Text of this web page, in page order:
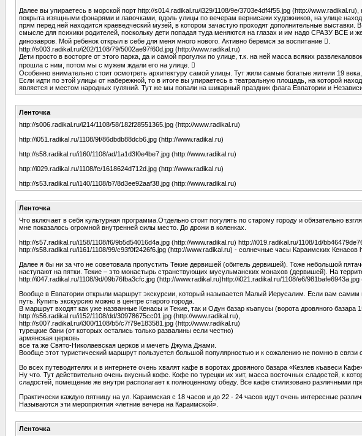
Далее вы упираетесь в морской порт http://s014.radikal.ru/i329/1108/9e/3703e4df4f55.jpg (http://
покрыта изящными фонарями и лавочками, вдоль улицы по вечерам вернисажи художников, на улице
прям перед ней находится краеведческий музей, в котором зачастую проходят дополнительные
смысле для психики родителей, поскольку дети попадая туда меняются на глазах и им надо СРАЗУ ВСЕ и
динозавров. Мой ребенок открыл в себе для меня много нового. Активно беремся за воспитание .
http://s003.radikal.ru/i202/1108/79/5002ae97f60d.jpg (http://www.radikal.ru)
Дети просто в восторге от этого парка, да и самой прогулки по улице, т.к. на ней масса всяких
прошла с ним, потом мы с мужем ждали его на улице. 
Особенно внимательно стоит осмотреть архитектуру самой улицы. Тут жили самые богатые жители 19
Если идти по этой улицы от набережной, то в итоге вы упираетесь в театральную площадь, на которой
является и местом народных гуляний. Тут же мы попали на шикарный праздник флага Евпатории и
Ленточка
http://s006.radikal.ru/i214/1108/58/182f28551365.jpg (http://www.radikal.ru)
http://i051.radikal.ru/1108/9f/86dbdb88dcb6.jpg (http://www.radikal.ru)
http://s58.radikal.ru/i160/1108/ad/1a1d3f0e4be7.jpg (http://www.radikal.ru)
http://i029.radikal.ru/1108/fe/1618624d712d.jpg (http://www.radikal.ru)
http://s53.radikal.ru/i140/1108/b7/8d3ee92aaf38.jpg (http://www.radikal.ru)
Ленточка
Что включает в себя культурная программа.Отдельно стоит погулять по старому городу и обязательно
мне показалось огромной внутренней силы место. До дрожи в коленках.
http://s57.radikal.ru/i158/1108/f6/9b5d54016d4a.jpg (http://www.radikal.ru) http://i019.radikal.ru/1108/1d/
http://s58.radikal.ru/i161/1108/99/c93f0f2426f6.jpg (http://www.radikal.ru) - солнечные часы Караимских
Далее я бы ни за что не советовала пропустить Текие дервишей (обитель дервишей). Тоже небольшой
наступают на пятки. Текие – это монастырь странствующих мусульманских монахов (дервишей). На
http://i047.radikal.ru/1108/9d/09b76fba3cfc.jpg (http://www.radikal.ru)http://i021.radikal.ru/1108/e6/981bafe6943a.jpg
Вообще в Евпатории открыли маршрут экскурсии, который называется Малый Иерусалим. Если вам самим
путь. Купить экскурсию можно в центре старого города.
В маршрут входят как уже названные Кенасы и Текие, так и Одун базар къапусы (ворота дровяного базара
http://s56.radikal.ru/i152/1108/dd/30978675cc01.jpg (http://www.radikal.ru),
http://s007.radikal.ru/i300/1108/b5/c7f79e183581.jpg (http://www.radikal.ru)
турецкие бани (от которых остались только развалины если честно)
армянская церковь
все та же Свято-Николаевская церков и мечеть Джума Джами.
Вообще этот туристический маршрут пользуется большой популярностью и к сожалению не помню в связи
Во всех путеводителях и в интернете очень хвалят кафе в воротах дровяного базара «Кезлев къавеси
Ну что. Тут действительно очень вкусный кофе. Кофе по турецки их хит, масса восточных сладостей, к
сладостей, помещение же внутри располагает к полноценному обеду. Все кафе стилизовано различными
Практически каждую пятницу на ул. Караимская с 18 часов и до 22 - 24 часов идут очень интересные
Называются эти мероприятия «летние вечера на Караимской».
Ленточка